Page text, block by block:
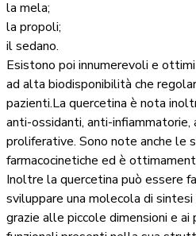
la mela;
la propoli;
il sedano.
Esistono poi innumerevoli e
ad alta biodisponibilità che
pazienti.La quercetina è nota
anti-ossidanti, anti-infiammatorie,
proliferative. Sono note anche le
farmacocinetiche ed è
Inoltre la quercetina può essere
sviluppare una molecola di
grazie alle piccole dimensioni e ai